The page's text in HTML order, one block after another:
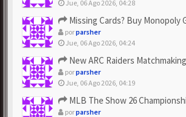
Jue, 06 Ago 2026, 04:28
Missing Cards? Buy Monopoly Go Happy
porparsher
Jue, 06 Ago 2026, 04:24
New ARC Raiders Matchmaking Update:
porparsher
Jue, 06 Ago 2026, 04:19
MLB The Show 26 Championship Series
porparsher